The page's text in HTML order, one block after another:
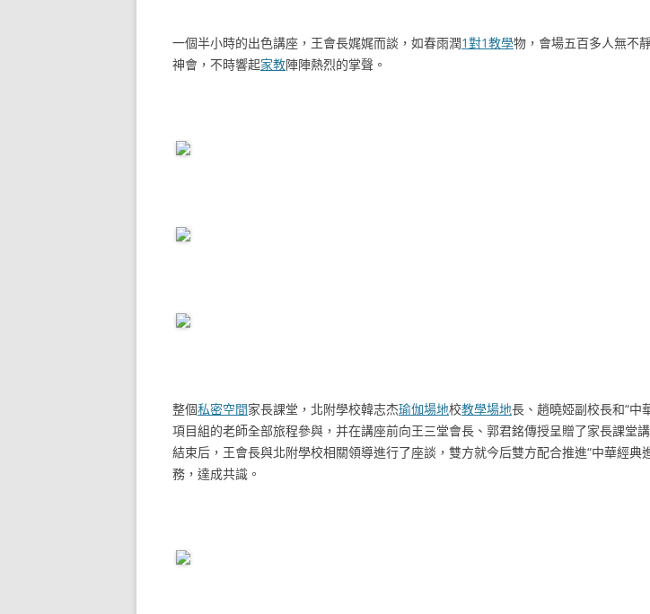
一個半小時的出色講座，王會長娓娓而談，如春雨潤1對1教學物，會場五百多人無不
神會，不時響起家教陣陣熱烈的掌聲。
整個私密空間家長課堂，北附學校韓志杰瑜伽場地校教學場地長、趙曉婭副校長和“中
項目組的老師全部旅程參與，并在講座前向王三堂會長、郭君銘傳授呈贈了家長課堂
結束后，王會長與北附學校相關領導進行了座談，雙方就今后雙方配合推進“中華經典
務，達成共識。